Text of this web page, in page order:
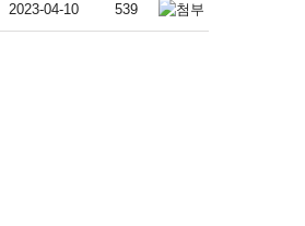
2023-04-10 539